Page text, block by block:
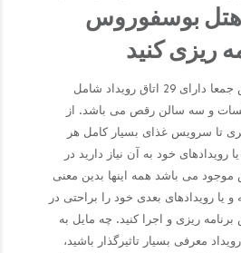
بوسفوروس
ریزی کنید
سوئیس هتل بوسفوروس جمعا دارای 29 اتاق رویداد شامل
جلسات و سه سالن رقص می باشد. از
تا سرویس غذای بسیار کامل هر
رویدادهای خود به آن نیاز دارید در
می باشد همه اینها بدین معنی
یا رویدادهای بعدی خود را براحتی در
ریزی و اجرا کنید. چه مایل به
معرفی بسیار تاثیرگذار باشید،